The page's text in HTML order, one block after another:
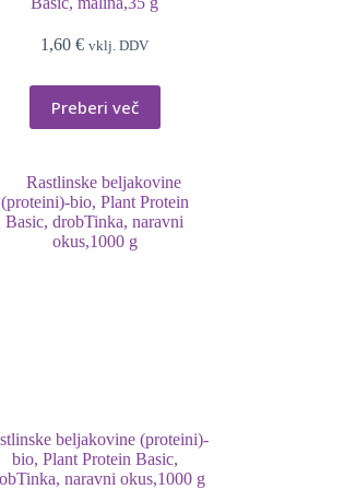
1,60€ vklj. DDV
Preberi več
beljakovine (proteini)-
bio, Plant Protein Basic,
naravni okus,1000 g